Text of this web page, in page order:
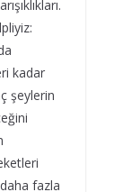
kadar
şeylerin
fazla